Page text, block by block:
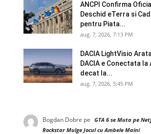
ANCPI Confirma
Deschid eTerra si
pentru Piata...
aug. 7, 2026, 7:13 PM
DACIA LightVisio
DACIA e Conectata la
decat la...
aug. 7, 2026, 5:45 PM
Bogdan Dobre pe GTA 6 se Muta pe
Rockstar Mulge Jocul cu Ambele Maini